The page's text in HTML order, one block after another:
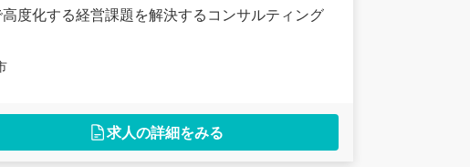
度化する経営課題を解決するコンサルティング
求人の詳細をみる